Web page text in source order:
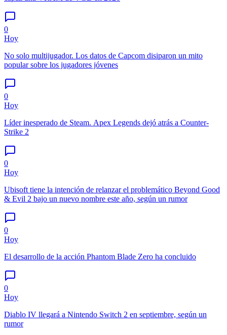
0
Hoy
No solo multijugador. Los datos de Capcom disiparon un mito
popular sobre los jugadores jóvenes
0
Hoy
Líder inesperado de Steam. Apex Legends dejó atrás a Counter-
Strike 2
0
Hoy
Ubisoft tiene la intención de relanzar el problemático Beyond Good
& Evil 2 bajo un nuevo nombre este año, según un rumor
0
Hoy
El desarrollo de la acción Phantom Blade Zero ha concluido
0
Hoy
Diablo IV llegará a Nintendo Switch 2 en septiembre, según un
rumor